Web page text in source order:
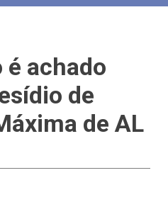
é achado
de
de AL